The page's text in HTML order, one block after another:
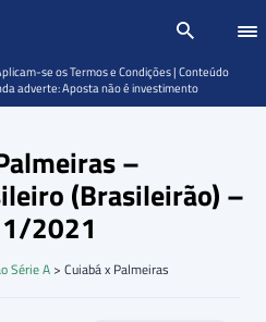
–
(Brasileirão) –
2021
Série A > Cuiabá x Palmeiras
se os Termos e Condições | Conteúdo
adverte: Aposta não é investimento